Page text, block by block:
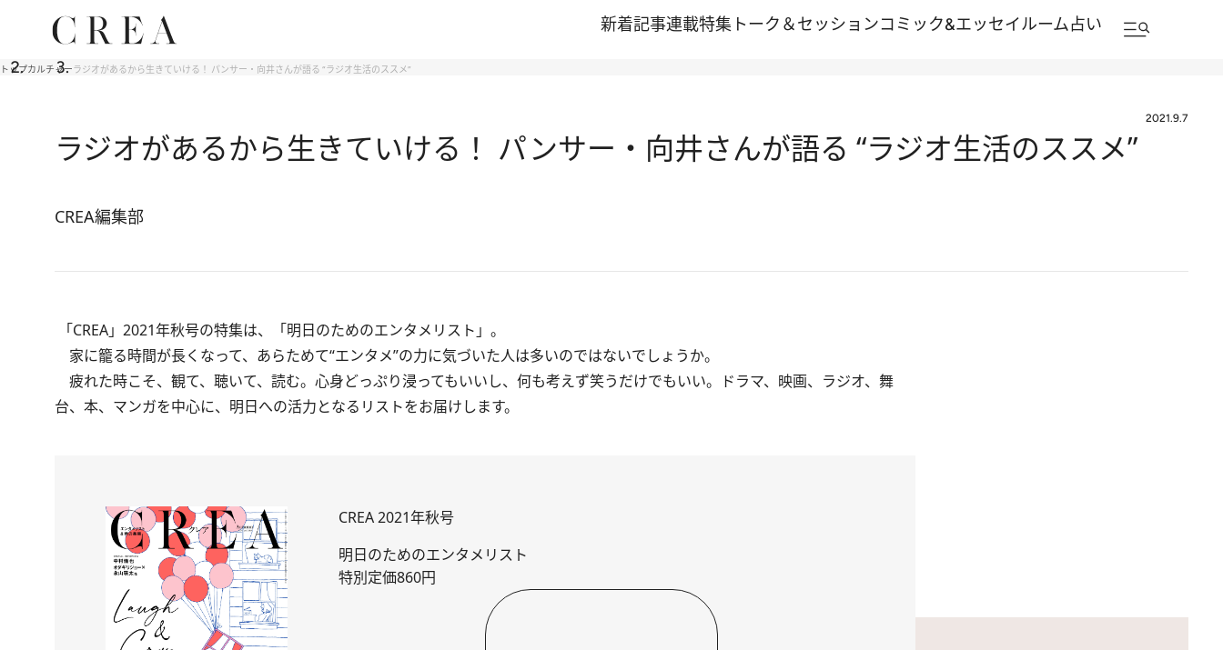
新着記事連載特集 トーク＆セッションコミック&エッセイルーム占い
トップカルチャーラジオがあるから生きていける！ パンサー・向井さんが語る “ラジオ生活のススメ”
2021.9.7
ラジオがあるから生きていける！ パンサー・向井さんが語る “ラジオ生活のススメ”
CREA編集部
「CREA」2021年秋号の特集は、「明日のためのエンタメリスト」。
家に籠る時間が長くなって、あらためて“エンタメ”の力に気づいた人は多いのではないでしょうか。
疲れた時こそ、観て、聴いて、読む。心身どっぷり浸ってもいいし、何も考えず笑うだけでもいい。ドラマ、映画、ラジオ、舞
台、本、マンガを中心に、明日への活力となるリストをお届けします。
CREA 2021年秋号
明日のためのエンタメリスト
特別定価860円